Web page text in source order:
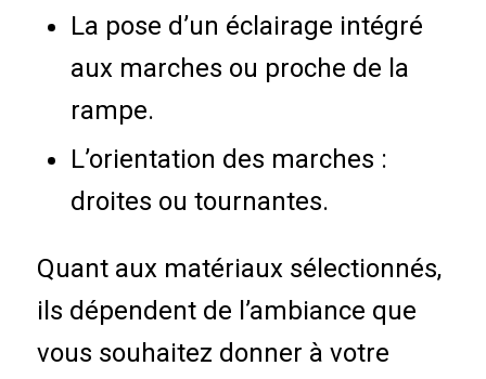
La pose d’un éclairage intégré
aux marches ou proche de la
rampe.
L’orientation des marches :
droites ou tournantes.
Quant aux matériaux sélectionnés,
ils dépendent de l’ambiance que
vous souhaitez donner à votre